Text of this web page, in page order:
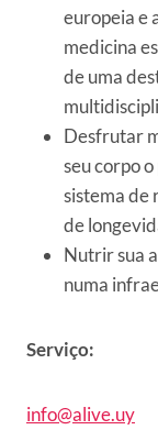
europeia e
medicina
de uma
Desfrutar
seu corpo
sistema de
de
Nutrir sua
numa
Serviço:
info@alive.uy